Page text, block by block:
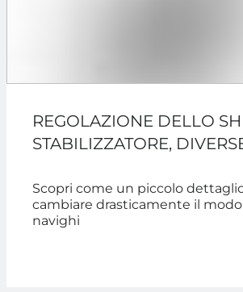
REGOLAZIONE DELLO
STABILIZZATORE,
Scopri come un piccolo
cambiare drasticamente il
navighi